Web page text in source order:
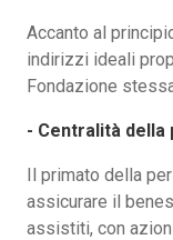
Accanto al
indirizzi ideali
Fondazione
- Centralità della
Il primato della
assicurare il
assistiti, con